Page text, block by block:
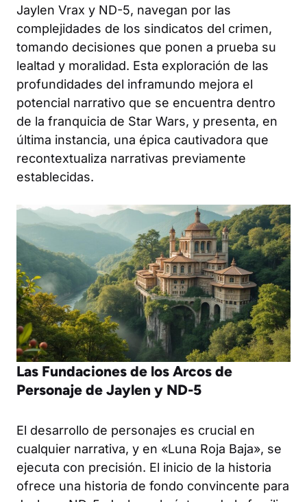
Jaylen Vrax y ND-5, navegan por las
complejidades de los sindicatos del crimen,
tomando decisiones que ponen a prueba su
lealtad y moralidad. Esta exploración de las
profundidades del inframundo mejora el
potencial narrativo que se encuentra dentro
de la franquicia de Star Wars, y presenta, en
última instancia, una épica cautivadora que
recontextualiza narrativas previamente
establecidas.
Las Fundaciones de los Arcos de
Personaje de Jaylen y ND-5
El desarrollo de personajes es crucial en
cualquier narrativa, y en «Luna Roja Baja», se
ejecuta con precisión. El inicio de la historia
ofrece una historia de fondo convincente para